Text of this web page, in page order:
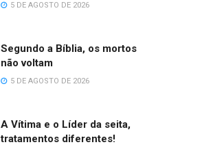
5 DE AGOSTO DE 2026
Segundo a Bíblia, os mortos
não voltam
5 DE AGOSTO DE 2026
A Vítima e o Líder da seita,
tratamentos diferentes!